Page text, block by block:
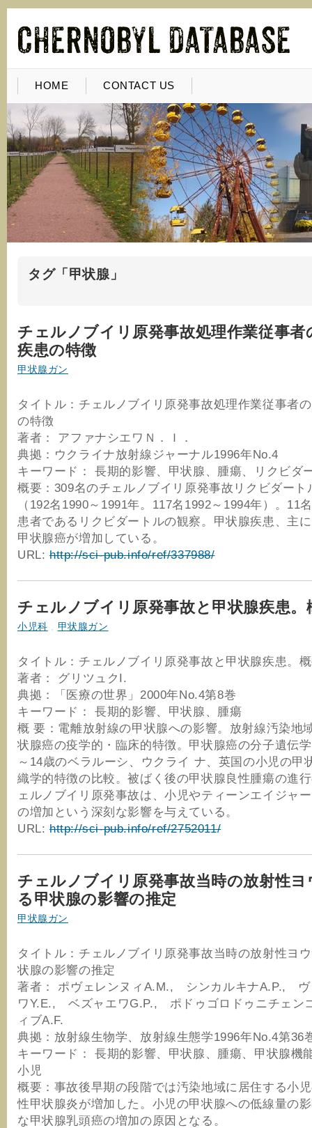
HOME CONTACT US
タグ「甲状腺」
チェルノブイリ原発事故処理作業従事者
疾患の特徴
甲状腺ガン
タイトル：チェルノブイリ原発事故処理作業従事者
の特徴
著者： アファナシエワＮ．Ｉ．
典拠：ウクライナ放射線ジャーナル1996年No.4
キーワード： 長期的影響、甲状腺、腫瘍、リクビダ
概要：309名のチェルノブイリ原発事故リクビダート
（192名1990～1991年。117名1992～1994年）。11
患者であるリクビダートルの観察。甲状腺疾患、主
甲状腺癌が増加している。
URL: http://sci-pub.info/ref/337988/
チェルノブイリ原発事故と甲状腺疾患。
小児科 , 甲状腺ガン
タイトル：チェルノブイリ原発事故と甲状腺疾患。
著者： グリツュクI.
典拠：「医療の世界」2000年No.4第8巻
キーワード： 長期的影響、甲状腺、腫瘍
概 要：電離放射線の甲状腺への影響。放射線汚染地
状腺癌の疫学的・臨床的特徴。甲状腺癌の分子遺伝
～14歳のベラルーシ、ウクライ ナ、英国の小児の甲
織学的特徴の比較。被ばく後の甲状腺良性腫瘍の進
ェルノブイリ原発事故は、小児やティーンエイジャ
の増加という深刻な影響を与えている。
URL: http://sci-pub.info/ref/2752011/
チェルノブイリ原発事故当時の放射性
る甲状腺の影響の推定
甲状腺ガン
タイトル：チェルノブイリ原発事故当時の放射性ヨ
状腺の影響の推定
著者： ポヴェレンヌィA.M., シンカルキナA.P., ヴ
ワY.E., ベズャエワG.P., ポドゥゴロドゥニチェ
ィブA.F.
典拠：放射線生物学、放射線生態学1996年No.4第36
キーワード： 長期的影響、甲状腺、腫瘍、甲状腺機
小児
概要：事故後早期の段階では汚染地域に居住する小
性甲状腺炎が増加した。小児の甲状腺への低線量の
な甲状腺乳頭癌の増加の原因となる。